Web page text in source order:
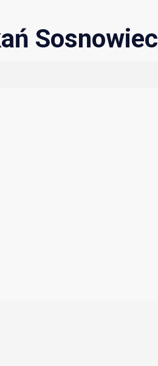
Sosnowiec